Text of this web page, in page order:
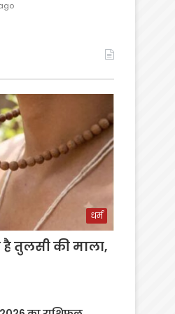
धर्म
तुलसी की माला,